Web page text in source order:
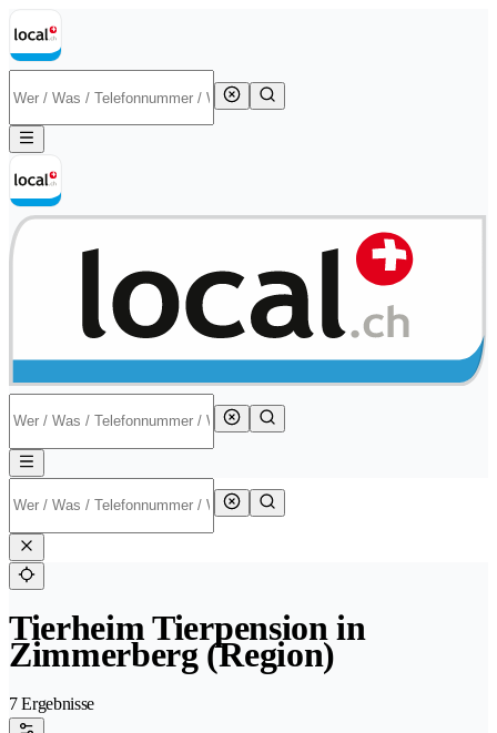
Tierheim Tierpension in
Zimmerberg (Region)
7 Ergebnisse